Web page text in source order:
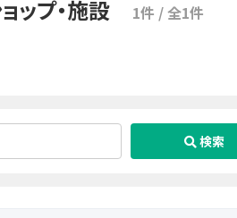
ップ・施設 1件 / 全1件
検索